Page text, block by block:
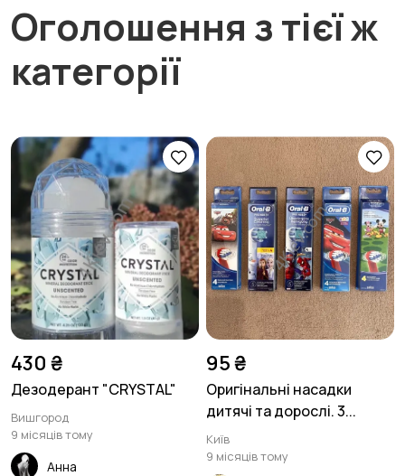
Оголошення з тієї ж
категорії
430 ₴
Дезодерант "CRYSTAL"
Вишгород
9 місяців тому
Анна
95 ₴
Оригінальні насадки
дитячі та дорослі. 3...
Київ
9 місяців тому